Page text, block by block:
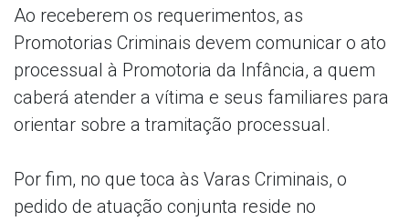
Ao receberem os requerimentos, as
Promotorias Criminais devem comunicar o ato
processual à Promotoria da Infância, a quem
caberá atender a vítima e seus familiares para
orientar sobre a tramitação processual.
Por fim, no que toca às Varas Criminais, o
pedido de atuação conjunta reside no